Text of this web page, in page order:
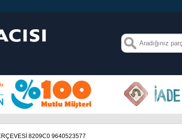
8209C0 9640523577